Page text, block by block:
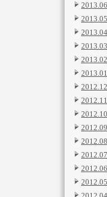
2013.06
2013.05
2013.04
2013.03
2013.02
2013.01
2012.12
2012.11
2012.10
2012.09
2012.08
2012.07
2012.06
2012.05